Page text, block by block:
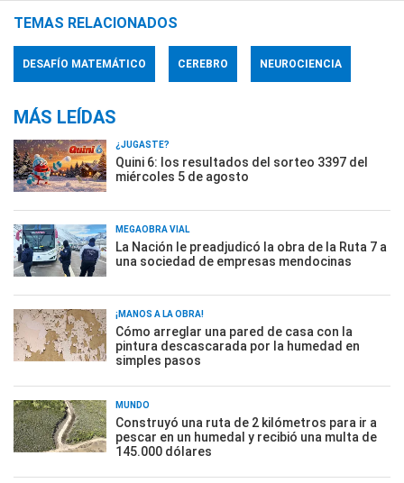
TEMAS RELACIONADOS
DESAFÍO MATEMÁTICO CEREBRO NEUROCIENCIA
MÁS LEÍDAS
¿JUGASTE?
Quini 6: los resultados del sorteo 3397 del
miércoles 5 de agosto
MEGAOBRA VIAL
La Nación le preadjudicó la obra de la Ruta 7 a
una sociedad de empresas mendocinas
¡MANOS A LA OBRA!
Cómo arreglar una pared de casa con la
pintura descascarada por la humedad en
simples pasos
MUNDO
Construyó una ruta de 2 kilómetros para ir a
pescar en un humedal y recibió una multa de
145.000 dólares